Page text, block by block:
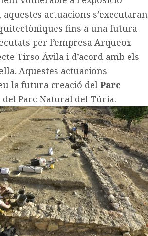
actuacions s’executaran
fins a una futura
per l’empresa Arqueox
Tirso Ávila i d’acord amb els
Aquestes actuacions
la futura creació del Parc
Parc Natural del Túria.